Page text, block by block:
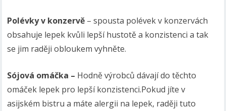
Polévky v konzervě – spousta polévek v konzervách
obsahuje lepek kvůli lepší hustotě a konzistenci a tak
se jim raději obloukem vyhněte.
Sójová omáčka – Hodně výrobců dávají do těchto
omáček lepek pro lepší konzistenci.Pokud jíte v
asijském bistru a máte alergii na lepek, raději tuto